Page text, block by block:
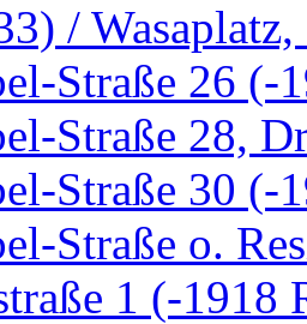
/ Wasaplatz,
Straße 26 (-
Straße 28,
Straße 30 (-
Straße o.
1 (-1918